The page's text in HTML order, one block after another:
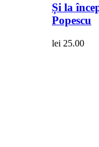
Și la
Popescu
lei 25.00